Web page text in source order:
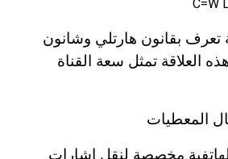
C=W
تعرف بقانون هارتلي وشانون
العلاقة تمثل سعة القناة
المعطيات
مخصصة لنقل إِشارات